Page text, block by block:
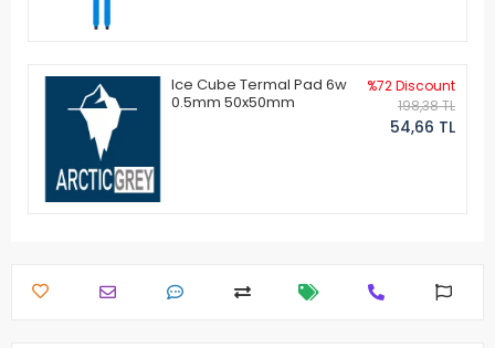
Ice Cube Termal Pad 6w
0.5mm 50x50mm
%72 Discount
198,38 TL
54,66 TL